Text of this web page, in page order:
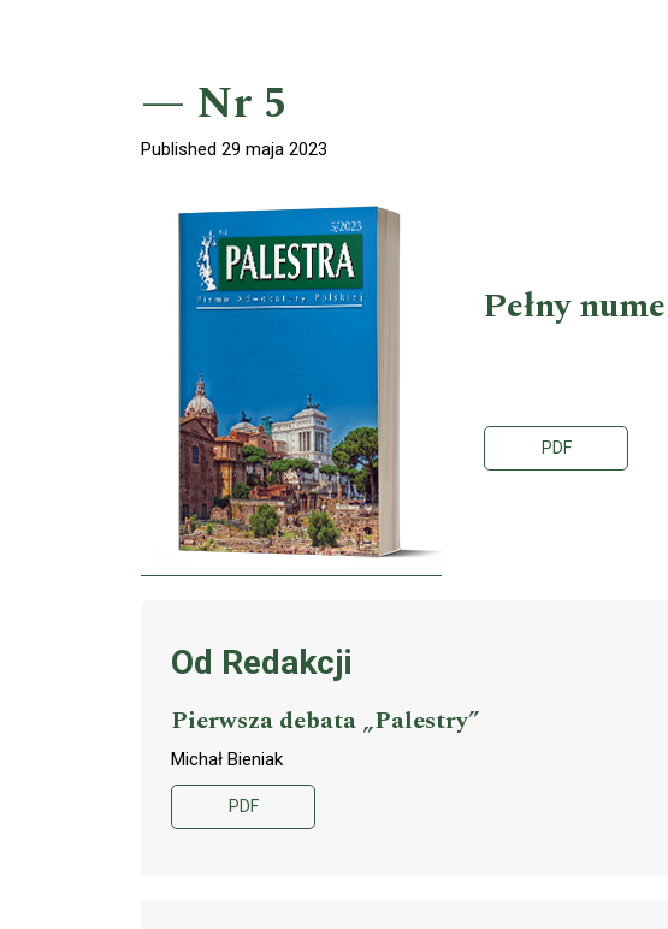
Nr 5
Published 29 maja 2023
Pełny
PDF
Od Redakcji
Pierwsza debata „Palestry”
Michał Bieniak
PDF